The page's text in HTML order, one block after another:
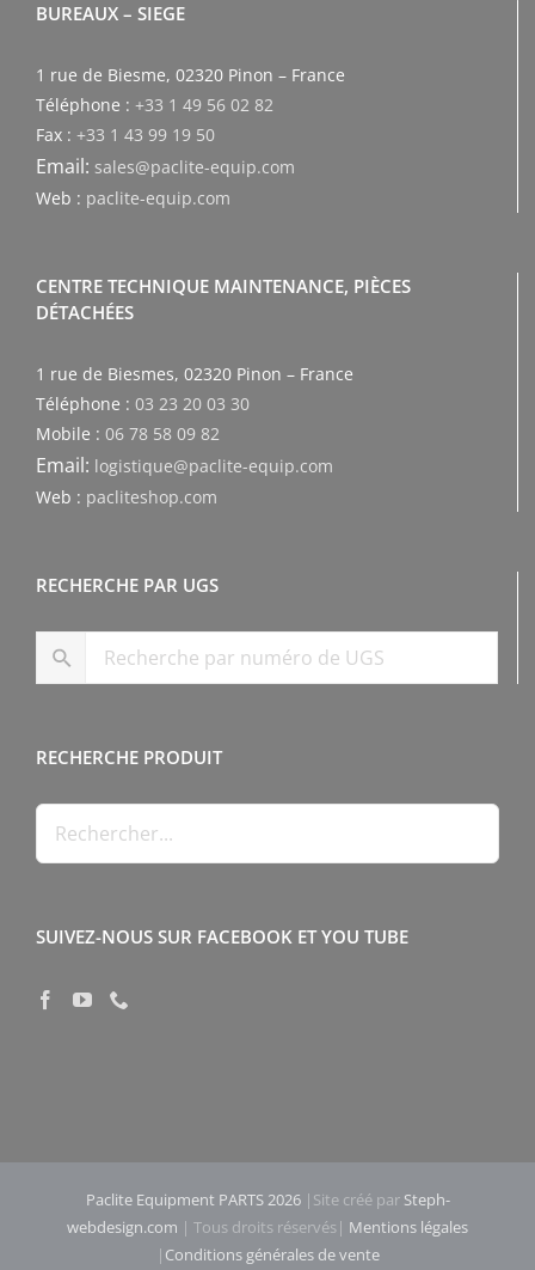
BUREAUX – SIEGE
1 rue de Biesme, 02320 Pinon – France
Téléphone : +33 1 49 56 02 82
Fax : +33 1 43 99 19 50
Email: sales@paclite-equip.com
Web : paclite-equip.com
CENTRE TECHNIQUE MAINTENANCE, PIÈCES
DÉTACHÉES
1 rue de Biesmes, 02320 Pinon – France
Téléphone : 03 23 20 03 30
Mobile : 06 78 58 09 82
Email: logistique@paclite-equip.com
Web : pacliteshop.com
RECHERCHE PAR UGS
RECHERCHE PRODUIT
SUIVEZ-NOUS SUR FACEBOOK ET YOU TUBE
Paclite Equipment PARTS 2026|Site créé par Steph-
webdesign.com | Tous droits réservés| Mentions légales
| Conditions générales de vente